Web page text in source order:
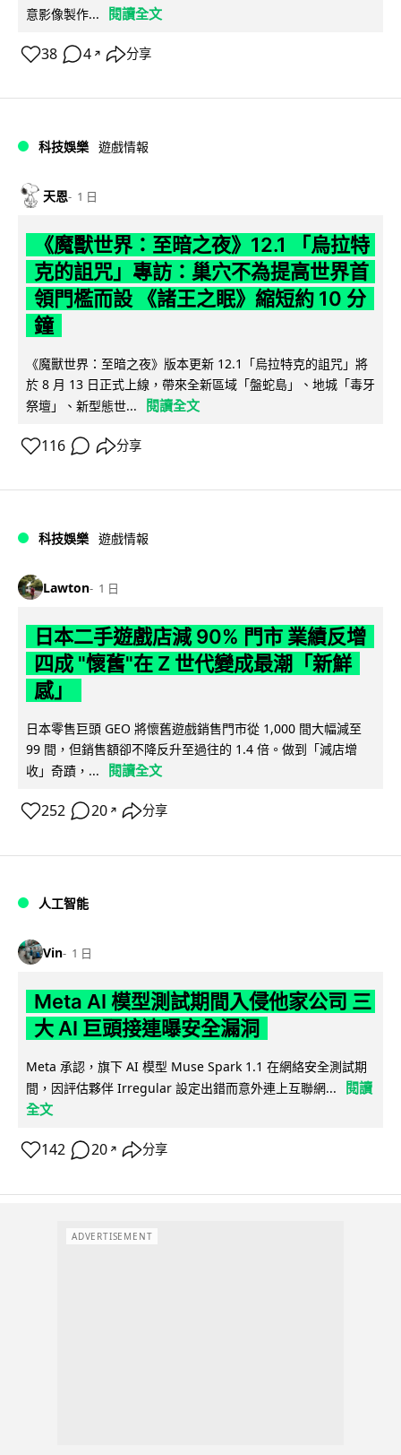
意影像製作...
閱讀全文
38 4 ↗ 分享
科技娛樂 遊戲情報
天恩 1 日
《魔獸世界：至暗之夜》12.1 「烏拉特
克的詛咒」專訪：巢穴不為提高世界首
領門檻而設 《諸王之眠》縮短約 10 分
鐘
《魔獸世界：至暗之夜》版本更新 12.1「烏拉特克的詛咒」將
於 8 月 13 日正式上線，帶來全新區域「盤蛇島」、地城「毒牙
祭壇」、新型態世...
閱讀全文
116 分享
科技娛樂 遊戲情報
Lawton 1 日
日本二手遊戲店減 90% 門市 業績反增
四成 "懷舊"在 Z 世代變成最潮「新鮮
感」
日本零售巨頭 GEO 將懷舊遊戲銷售門市從 1,000 間大幅減至
99 間，但銷售額卻不降反升至過往的 1.4 倍。做到「減店增
收」奇蹟，...
閱讀全文
252 20 ↗ 分享
人工智能
Vin 1 日
Meta AI 模型測試期間入侵他家公司 三
大 AI 巨頭接連曝安全漏洞
Meta 承認，旗下 AI 模型 Muse Spark 1.1 在網絡安全測試期
間，因評估夥伴 Irregular 設定出錯而意外連上互聯網...
閱讀
全文
142 20 ↗ 分享
ADVERTISEMENT